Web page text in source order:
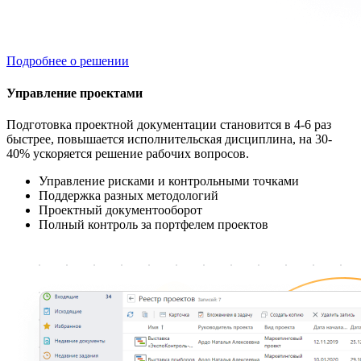
Подробнее о решении
Управление проектами
Подготовка проектной документации становится в 4-6 раз
быстрее, повышается исполнительская дисциплина, на 30-
40% ускоряется решение рабочих вопросов.
Управление рисками и контрольными точками
Поддержка разных методологий
Проектный документооборот
Полный контроль за портфелем проектов